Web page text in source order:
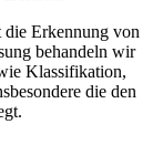
die Erkennung von
behandeln wir
Klassifikation,
die den